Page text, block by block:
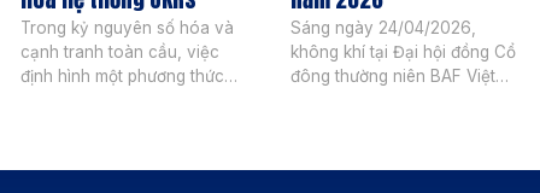
Trong kỷ nguyên số hóa và
cạnh tranh toàn cầu, việc
định hình một phương thức
kiện diễn ra vào chiều ngày
Sáng ngày 24/04/2026,
không khí tại Đại hội đồng Cổ
đông thường niên BAF Việt
vọng. Đại diện cho đội ngũ